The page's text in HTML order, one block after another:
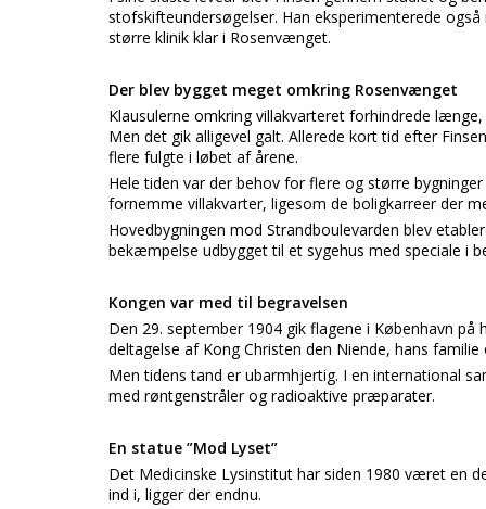
stofskifteundersøgelser. Han eksperimenterede
større klinik klar i Rosenvænget.
Der blev bygget meget omkring Rosenvænget
Klausulerne omkring villakvarteret forhindrede
Men det gik alligevel galt. Allerede kort tid efter
flere fulgte i løbet af årene.
Hele tiden var der behov for flere og større
fornemme villakvarter, ligesom de boligkarreer der
Hovedbygningen mod Strandboulevarden blev
bekæmpelse udbygget til et sygehus med speciale i
Kongen var med til begravelsen
Den 29. september 1904 gik flagene i København
deltagelse af Kong Christen den Niende, hans
Men tidens tand er ubarmhjertig. I en international
med røntgenstråler og radioaktive præparater.
En statue ”Mod Lyset”
Det Medicinske Lysinstitut har siden 1980 været en
ind i, ligger der endnu.